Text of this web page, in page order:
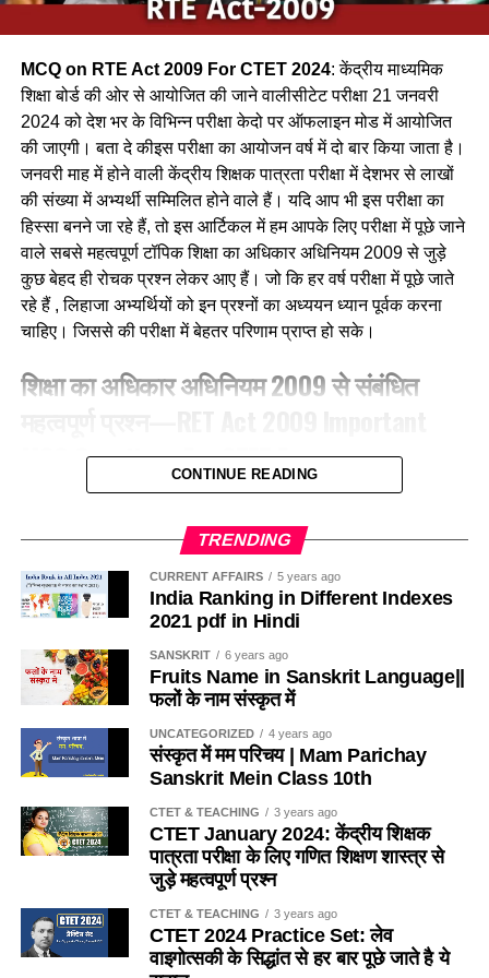
Ans-c
Q.2 निम्नलिखित में से कौन-सा पक्षी कैक्टस पोधे के कॉटों के बीच अपना
घोंसला बनाता है ?
(a) फाख्ता
(b) शकरखोरा
(c) बया
(d) कलचिडी
Ans-b
Q.3 ग्रामीण क्षेत्रों में, गाय के गोबर में मिट्टी के घरों की दीवारों और फर्श
(a) फर्श को प्रकृतिक रंग देने के लिए
(d) खुरदरा बनाकर घर्षण बढाने के लिए
Ans-b
Q.4 निम्नलिखित में से कौन-सा कीट मधुमक्खीयाँ की भाँती कॉलोनी (बस्ती)
में एक साथ नहीं रहता है ? / Which of the following insects
does not live together in a colony (colony) like bees?
(a) तेतैया दर्श
(b) चिंटी
(c) दीमक
(d) मकड़ी
MCQ on RTE Act 2009 For CTET 2024: केंद्रीय माध्यमिक
शिक्षा बोर्ड की ओर से आयोजित की जाने वालीसीटेट परीक्षा 21 जनवरी
2024 को देश भर के विभिन्न परीक्षा केदो पर ऑफलाइन मोड में आयोजित
की जाएगी। बता दे कीइस परीक्षा का आयोजन वर्ष में दो बार किया जाता है।
जनवरी माह में होने वाली केंद्रीय शिक्षक पात्रता परीक्षा में देशभर से लाखों
की संख्या में अभ्यर्थी सम्मिलित होने वाले हैं। यदि आप भी इस परीक्षा का
हिस्सा बनने जा रहे हैं, तो इस आर्टिकल में हम आपके लिए परीक्षा में पूछे जाने
वाले सबसे महत्वपूर्ण टॉपिक शिक्षा का अधिकार अधिनियम 2009 से जुड़े
कुछ बेहद ही रोचक प्रश्न लेकर आए हैं। जो कि हर वर्ष परीक्षा में पूछे जाते
रहे हैं , लिहाजा अभ्यर्थियों को इन प्रश्नों का अध्ययन ध्यान पूर्वक करना
चाहिए। जिससे की परीक्षा में बेहतर परिणाम प्राप्त हो सके।
शिक्षा का अधिकार अधिनियम 2009 से संबंधित
MCQ Questions For CTET Exam
1. RTE 2009 की किस धारा के अनुसार सरकारी विद्यालयों में कुल
स्वीकृत पदों में से 20% से अधिक खाली नहीं होंगे?According to
which section of RTE-2009, not more than 20% of the
sanctioned posts in government schools will be
vacant?
(a) धारा-26
(b) धारा-27
(c) धारा-28
Ans- d
2. यदि किसी विद्यालय में 151 विद्यार्थी है, तो प्रधानाध्यापक सहित
अध्यापकों की संख्या कितनी होगी ?/If there are 151 students in
a school, then what will be the number of teachers
including the headmaster?
CONTINUE READING
TRENDING
CURRENT AFFAIRS 5 years ago
India Ranking in Different Indexes
2021 pdf in Hindi
SANSKRIT 6 years ago
Fruits Name in Sanskrit Language||
फलों के नाम संस्कृत में
UNCATEGORIZED 4 years ago
संस्कृत में मम परिचय | Mam Parichay
Sanskrit Mein Class 10th
CTET & TEACHING 3 years ago
CTET January 2024: केंद्रीय शिक्षक
पात्रता परीक्षा के लिए गणित शिक्षण शास्त्र से
जुड़े महत्वपूर्ण प्रश्न
CTET & TEACHING 3 years ago
CTET 2024 Practice Set: लेव
वाइगोत्सकी के सिद्धांत से हर बार पूछे जाते है ये